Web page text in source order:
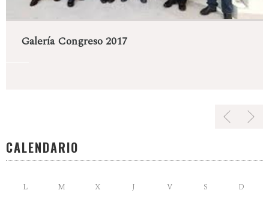
Galería Congreso 2017
CALENDARIO
L M X J V S D